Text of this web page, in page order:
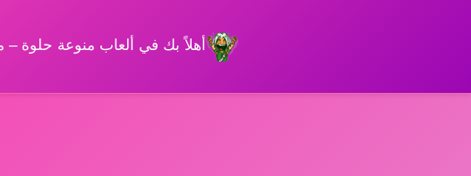
أهلاً بك في ألعاب منوعة حلوة